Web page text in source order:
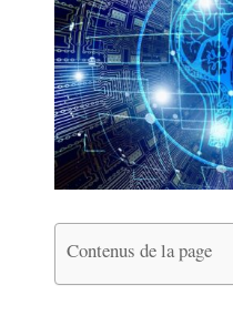
Contenus de la page